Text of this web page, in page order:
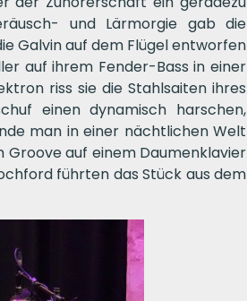
und Lärmorgie gab die
Galvin auf dem Flügel entworfen
auf ihrem Fender-Bass in einer
riss sie die Stahlsaiten ihres
einen dynamisch harschen,
man in einer nächtlichen Welt
Groove auf einem Daumenklavier
führten das Stück aus dem